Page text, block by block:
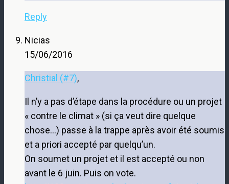
Reply
Nicias
15/06/2016
Christial (#7),
Il n’y a pas d’étape dans la procédure ou un projet
« contre le climat » (si ça veut dire quelque
chose…) passe à la trappe après avoir été soumis
et a priori accepté par quelqu’un.
On soumet un projet et il est accepté ou non
avant le 6 juin. Puis on vote.